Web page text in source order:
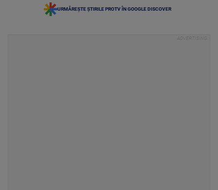
URMĂREȘTE ȘTIRILE PROTV ÎN GOOGLE DISCOVER